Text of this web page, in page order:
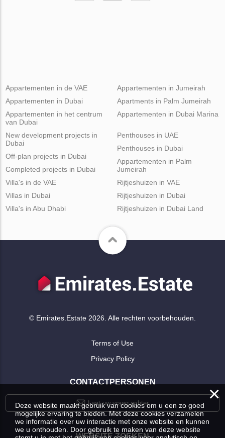
Appartementen in de VAE
Appartementen in Dubai
Appartementen in het centrum
van Dubai
Appartementen in Jumeirah
Apartments in Palm Jumeirah
Appartementen in Dubai Marina
New development projects in
Dubai
Off-plan projects in Dubai
Completed projects in Dubai
Penthouses in UAE
Penthouses in Dubai
Appartementen in Palm
Jumeirah
Villa's in de VAE
Villas in Dubai
Villa's in Abu Dhabi
Rijtjeshuizen in VAE
Rijtjeshuizen in Dubai
Rijtjeshuizen in Dubai Land
© Emirates.Estate 2026. Alle rechten voorbehouden.
Terms of Use
Privacy Policy
CONTACTPERSONEN
Laat uw vraag achter
WEBSITE ZOEKEN
×
Deze website maakt gebruik van cookies om u een zo goed
mogelijke ervaring te bieden. Met deze cookies verzamelen
we informatie over uw interactie met onze website en kunnen
we u onthouden. Door gebruik te maken van deze website